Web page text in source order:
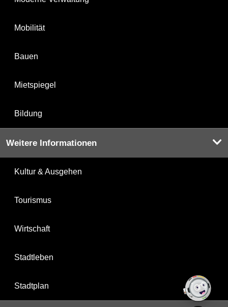
Mobilität
Bauen
Mietspiegel
Bildung
Weitere Informationen
Kultur & Ausgehen
Tourismus
Wirtschaft
Stadtleben
Stadtplan